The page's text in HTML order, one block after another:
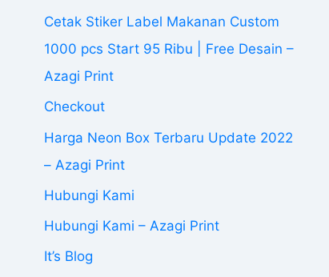
Cetak Stiker Label Makanan Custom
1000 pcs Start 95 Ribu | Free Desain –
Azagi Print
Checkout
Harga Neon Box Terbaru Update 2022
– Azagi Print
Hubungi Kami
Hubungi Kami – Azagi Print
It’s Blog